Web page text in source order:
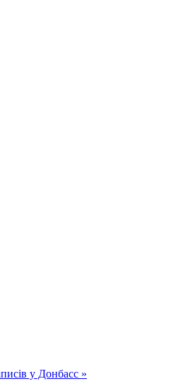
у Донбасс »